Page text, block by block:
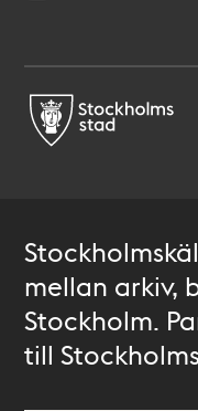
mellan arkiv,
Stockholm.
till